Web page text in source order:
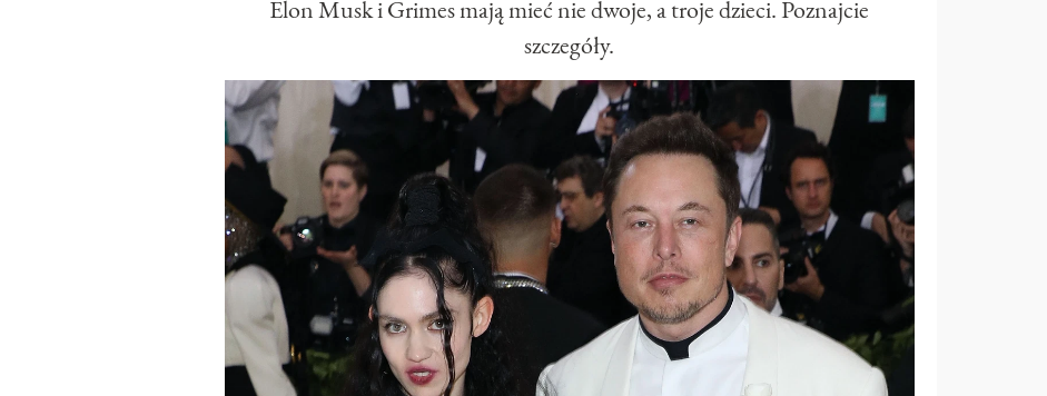
Elon Musk i Grimes mają mieć nie dwoje, a troje dzieci. Poznajcie
szczegóły.